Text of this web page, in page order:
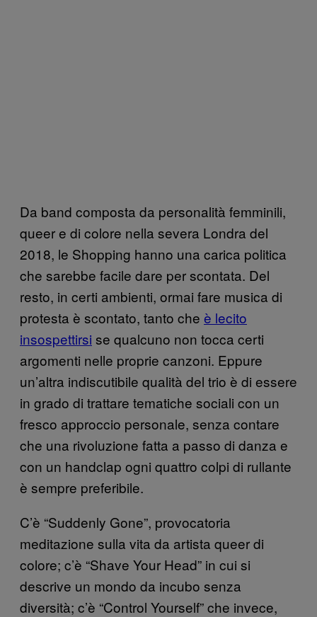
Da band composta da personalità femminili,
queer e di colore nella severa Londra del
2018, le Shopping hanno una carica politica
che sarebbe facile dare per scontata. Del
resto, in certi ambienti, ormai fare musica di
protesta è scontato, tanto che è lecito
insospettirsi se qualcuno non tocca certi
argomenti nelle proprie canzoni. Eppure
un’altra indiscutibile qualità del trio è di essere
in grado di trattare tematiche sociali con un
fresco approccio personale, senza contare
che una rivoluzione fatta a passo di danza e
con un handclap ogni quattro colpi di rullante
è sempre preferibile.
C’è “Suddenly Gone”, provocatoria
meditazione sulla vita da artista queer di
colore; c’è “Shave Your Head” in cui si
descrive un mondo da incubo senza
diversità; c’è “Control Yourself” che invece,